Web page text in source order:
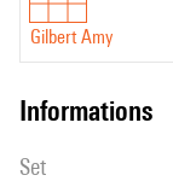
Gilbert Amy
informations
set